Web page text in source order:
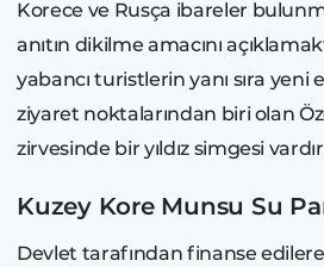
Korece ve Rusça ibareler
anıtın dikilme amacını
yabancı turistlerin yanı sıra
ziyaret noktalarından biri olan
zirvesinde bir yıldız simgesi
Kuzey Kore Munsu Su
Devlet tarafından finanse